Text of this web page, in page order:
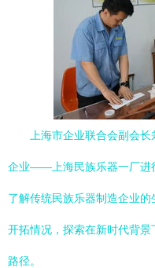
上海市企业联合会副会
企业——上海民族乐器一厂进
了解传统民族乐器制造企业
开拓情况，探索在新时代背
路径。